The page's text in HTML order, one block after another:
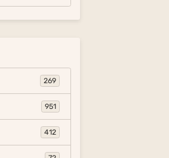
269
951
412